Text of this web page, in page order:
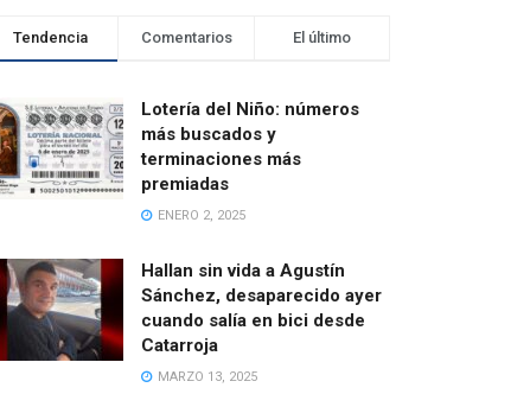
Tendencia Comentarios El último
Lotería del Niño: números
más buscados y
terminaciones más
premiadas
ENERO 2, 2025
Hallan sin vida a Agustín
Sánchez, desaparecido ayer
cuando salía en bici desde
Catarroja
MARZO 13, 2025